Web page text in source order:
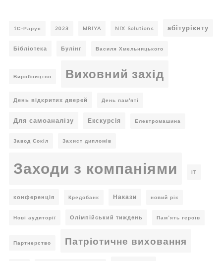
1С-Рарус 2023 MRIYA NIX Solutions абітурієнту
Бібліотека Булінг Василя Хмельницького
Виробництво Виховний захід
День відкритих дверей День пам'яті
Для самоаналізу Екскурсія Електромашина
Завод Сокіл Захист дипломів
Заходи з компаніями ІТ
конференція Кредобанк Накази новий рік
Нові аудиторії Олімпійський тиждень Пам’ять героїв
Партнерство Патріотичне виховання